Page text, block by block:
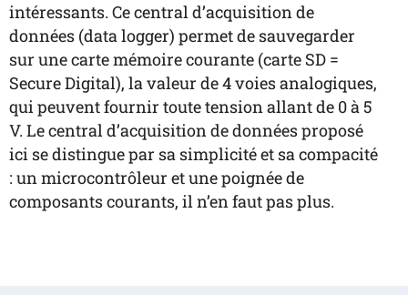
intéressants. Ce central d’acquisition de
données (data logger) permet de sauvegarder
sur une carte mémoire courante (carte SD =
Secure Digital), la valeur de 4 voies analogiques,
qui peuvent fournir toute tension allant de 0 à 5
V. Le central d’acquisition de données proposé
ici se distingue par sa simplicité et sa compacité
: un microcontrôleur et une poignée de
composants courants, il n’en faut pas plus.